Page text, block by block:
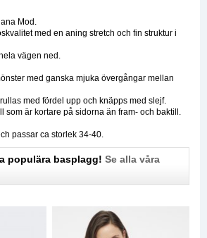
Mod.
med en aning stretch och fin struktur i
vägen ned.
med ganska mjuka övergångar mellan
med fördel upp och knäpps med slejf.
som är kortare på sidorna än fram- och baktill.
passar ca storlek 34-40.
populära basplagg! Se alla våra